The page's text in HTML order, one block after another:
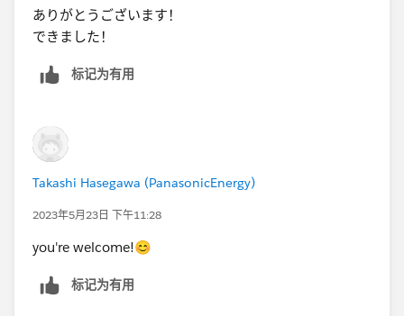
ありがとうございます！
できました！​
标记为有用
Takashi Hasegawa (PanasonicEnergy)
2023年5月23日 下午11:28
you're welcome!😊
标记为有用